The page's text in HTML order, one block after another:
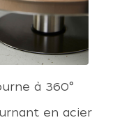
à 360°
en acier